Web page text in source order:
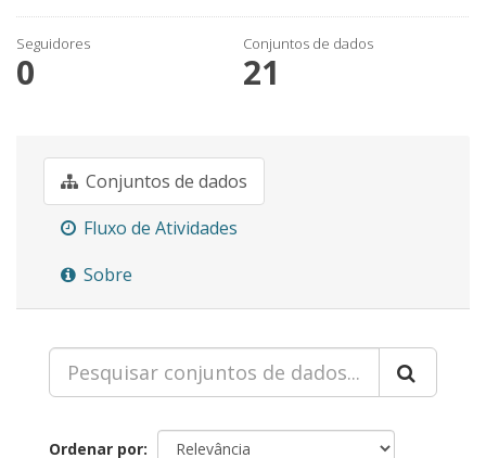
Seguidores
0
Conjuntos de dados
21
Conjuntos de dados
Fluxo de Atividades
Sobre
Ordenar por